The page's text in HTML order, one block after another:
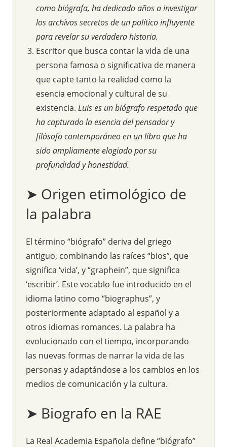
como biógrafa, ha dedicado años a investigar
los archivos secretos de un político influyente
para revelar su verdadera historia.
Escritor que busca contar la vida de una
persona famosa o significativa de manera
que capte tanto la realidad como la
esencia emocional y cultural de su
existencia. Luis es un biógrafo respetado que
ha capturado la esencia del pensador y
filósofo contemporáneo en un libro que ha
sido ampliamente elogiado por su
profundidad y honestidad.
➤ Origen etimológico de
la palabra
El término “biógrafo” deriva del griego
antiguo, combinando las raíces “bios”, que
significa ‘vida’, y “graphein”, que significa
‘escribir’. Este vocablo fue introducido en el
idioma latino como “biographus”, y
posteriormente adaptado al español y a
otros idiomas romances. La palabra ha
evolucionado con el tiempo, incorporando
las nuevas formas de narrar la vida de las
personas y adaptándose a los cambios en los
medios de comunicación y la cultura.
➤ Biografo en la RAE
La Real Academia Española define “biógrafo”